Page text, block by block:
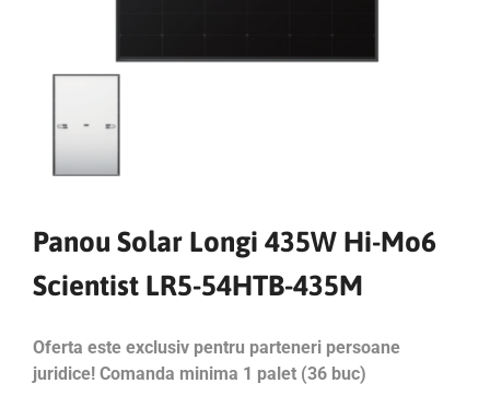
Panou Solar Longi 435W Hi-Mo6
Scientist LR5-54HTB-435M
Oferta este exclusiv pentru parteneri persoane
juridice! Comanda minima 1 palet (36 buc)